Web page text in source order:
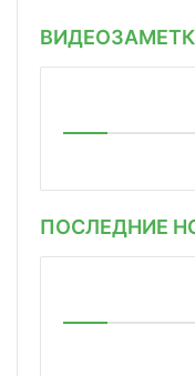
ПОСЛЕДНИЕ